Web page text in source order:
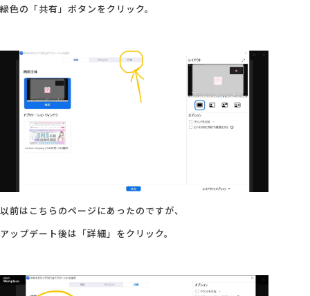
緑色の「共有」ボタンをクリック。
以前はこちらのページにあったのですが、
アップデート後は「詳細」をクリック。